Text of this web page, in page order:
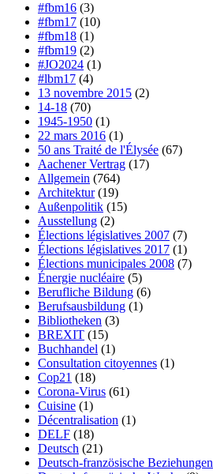
#fbm16 (3)
#fbm17 (10)
#fbm18 (1)
#fbm19 (2)
#JO2024 (1)
#lbm17 (4)
13 novembre 2015 (2)
14-18 (70)
1945-1950 (1)
22 mars 2016 (1)
50 ans Traité de l'Élysée (67)
Aachener Vertrag (17)
Allgemein (764)
Architektur(19)
Außenpolitik (15)
Ausstellung (2)
Élections législatives 2007 (7)
Élections législatives 2017 (1)
Élections municipales 2008 (7)
Énergie nucléaire (5)
Berufliche Bildung (6)
Berufsausbildung (1)
Bibliotheken (3)
BREXIT (15)
Buchhandel (1)
Consultation citoyennes (1)
Cop21 (18)
Corona-Virus (61)
Cuisine (1)
Décentralisation (1)
DELF (18)
Deutsch (21)
Deutsch-französische Beziehungen